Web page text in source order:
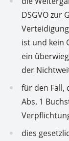
DSGVO zur
ist und kein
ein
der
für den Fall,
Abs. 1
dies